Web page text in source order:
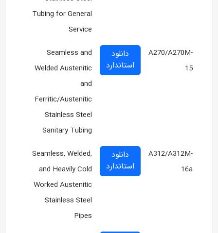
Tubing for General
Service
A270/A270M-
15
دانلود
استاندارد
Seamless and
Welded Austenitic
and
Ferritic/Austenitic
Stainless Steel
Sanitary Tubing
A312/A312M-
16a
دانلود
استاندارد
Seamless, Welded,
and Heavily Cold
Worked Austenitic
Stainless Steel
Pipes